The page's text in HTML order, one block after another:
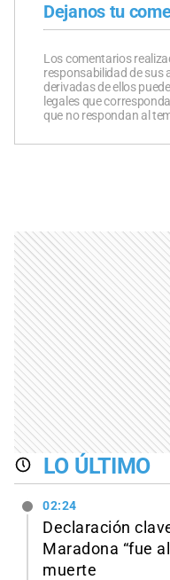
Dejanos tu
Los comentarios
responsabilidad de sus
derivadas de ellos
legales que
que no respondan al
LO ÚLTIMO
02:24
Declaración
Maradona “fue
muerte